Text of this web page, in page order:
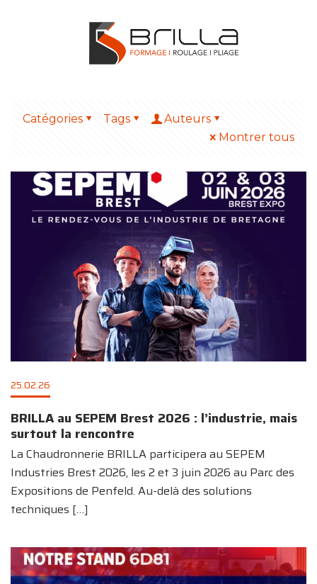
Catégories Tags
Auteurs
Montrer tous
25.02.26
BRILLA au SEPEM Brest 2026 : l’industrie, mais
surtout la rencontre
La Chaudronnerie BRILLA participera au SEPEM
Industries Brest 2026, les 2 et 3 juin 2026 au Parc des
Expositions de Penfeld. Au-delà des solutions
techniques […]